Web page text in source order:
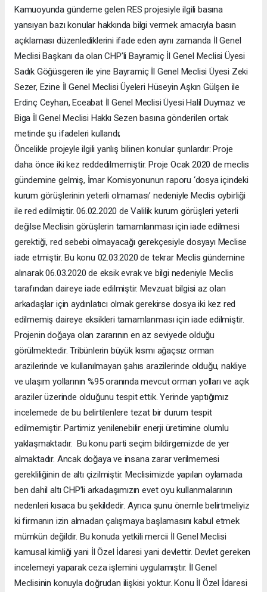
Kamuoyunda gündeme gelen RES projesiyle ilgili basına
yansıyan bazı konular hakkında bilgi vermek amacıyla basın
açıklaması düzenlediklerini ifade eden aynı zamanda İl Genel
Meclisi Başkanı da olan CHP’li Bayramiç İl Genel Meclisi Üyesi
Sadık Göğüsgeren ile yine Bayramiç İl Genel Meclisi Üyesi Zeki
Sezer, Ezine İl Genel Meclisi Üyeleri Hüseyin Aşkın Gülşen ile
Erdinç Ceyhan, Eceabat İl Genel Meclisi Üyesi Halil Duymaz ve
Biga İl Genel Meclisi Hakkı Sezen basına gönderilen ortak
metinde şu ifadeleri kullandı;
Öncelikle projeyle ilgili yanlış bilinen konular şunlardır: Proje
daha önce iki kez reddedilmemiştir. Proje Ocak 2020 de meclis
gündemine gelmiş, İmar Komisyonunun raporu ‘dosya içindeki
kurum görüşlerinin yeterli olmaması’ nedeniyle Meclis oybirliği
ile red edilmiştir. 06.02.2020 de Valilik kurum görüşleri yeterli
değilse Meclisin görüşlerin tamamlanması için iade edilmesi
gerektiği, red sebebi olmayacağı gerekçesiyle dosyayı Meclise
iade etmiştir. Bu konu 02.03.2020 de tekrar Meclis gündemine
alınarak 06.03.2020 de eksik evrak ve bilgi nedeniyle Meclis
tarafından daireye iade edilmiştir. Mevzuat bilgisi az olan
arkadaşlar için aydınlatıcı olmak gerekirse dosya iki kez red
edilmemiş daireye eksikleri tamamlanması için iade edilmiştir.
Projenin doğaya olan zararının en az seviyede olduğu
görülmektedir. Tribünlerin büyük kısmı ağaçsız orman
arazilerinde ve kullanılmayan şahıs arazilerinde olduğu, nakliye
ve ulaşım yollarının %95 oranında mevcut orman yolları ve açık
araziler üzerinde olduğunu tespit ettik. Yerinde yaptığımız
incelemede de bu belirtilenlere tezat bir durum tespit
edilmemiştir. Partimiz yenilenebilir enerji üretimine olumlu
yaklaşmaktadır. Bu konu parti seçim bildirgemizde de yer
almaktadır. Ancak doğaya ve insana zarar verilmemesi
gerekliliğinin de altı çizilmiştir. Meclisimizde yapılan oylamada
ben dahil altı CHP’li arkadaşımızın evet oyu kullanmalarının
nedenleri kısaca bu şekildedir. Ayrıca şunu önemle belirtmeliyiz
ki firmanın izin almadan çalışmaya başlamasını kabul etmek
mümkün değildir. Bu konuda yetkili mercii İl Genel Meclisi
kamusal kimliği yani İl Özel İdaresi yani devlettir. Devlet gereken
incelemeyi yaparak ceza işlemini uygulamıştır. İl Genel
Meclisinin konuyla doğrudan ilişkisi yoktur. Konu İl Özel İdaresi